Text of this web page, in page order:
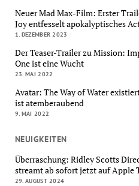
Neuer Mad Max-Film: Erster
Joy entfesselt apokalyptisches
1. DEZEMBER 2023
Der Teaser-Trailer zu Mission:
One ist eine Wucht
23. MAI 2022
Avatar: The Way of Water
ist atemberaubend
9. MAI 2022
NEUIGKEITEN
Überraschung: Ridley Scotts
streamt ab sofort jetzt auf Apple
29. AUGUST 2024